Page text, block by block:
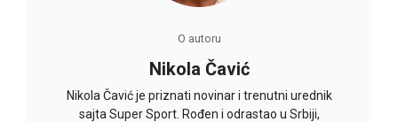
O autoru
Nikola Čavić
Nikola Čavić je priznati novinar i trenutni urednik
sajta Super Sport. Rođen i odrastao u Srbiji,